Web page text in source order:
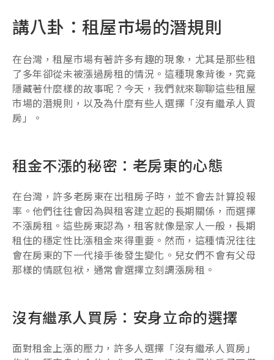
講八卦：租屋市場的潛規則
在台灣，租屋市場有著許多有趣的現象，尤其是那些租
了多年卻從未被漲過房租的情況。這種現象背後，究竟
隱藏著什麼樣的故事呢？今天，我們就來聊聊這些租屋
市場的潛規則，以及為什麼有些人選擇「沒有繼承人買
房」。
租金不漲的秘密：老房東的心態
在台灣，許多老房東在出租房子時，並不會去計算投報
率。他們往往會因為與租客建立起的長期關係，而選擇
不漲房租。這些房東認為，租客就像是家人一般，長期
租住的穩定性比漲租金來得重要。然而，這種情況往往
會在房東的下一代接手後發生變化。兒女們不會有父母
那樣的情感包袱，通常會選擇立刻調漲房租。
沒有繼承人買房：安身立命的選擇
面對租金上漲的壓力，許多人選擇「沒有繼承人買房」